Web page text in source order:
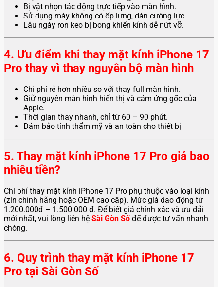
Bị vật nhọn tác động trực tiếp vào màn hình.
Sử dụng máy không có ốp lưng, dán cường lực.
Lâu ngày ron keo bị bong khiến kính dễ nứt vỡ.
4. Ưu điểm khi thay mặt kính iPhone 17
Pro thay vì thay nguyên bộ màn hình
Chi phí rẻ hơn nhiều so với thay full màn hình.
Giữ nguyên màn hình hiển thị và cảm ứng gốc của
Apple.
Thời gian thay nhanh, chỉ từ 60 – 90 phút.
Đảm bảo tính thẩm mỹ và an toàn cho thiết bị.
5. Thay mặt kính iPhone 17 Pro giá bao
nhiêu tiền?
Chi phí thay mặt kính iPhone 17 Pro phụ thuộc vào loại kính
(zin chính hãng hoặc OEM cao cấp). Mức giá dao động từ
1.200.000đ – 1.500.000 đ. Để biết giá chính xác và ưu đãi
mới nhất, vui lòng liên hệ Sài Gòn Số để được tư vấn nhanh
chóng.
6. Quy trình thay mặt kính iPhone 17
Pro tại Sài Gòn Số